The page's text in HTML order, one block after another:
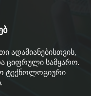
ადამიანებისთვის,
ციფრული სამყარო.
ტექნოლოგიური